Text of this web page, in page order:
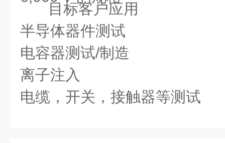
目标客户应用
半导体器件测试
电容器测试/制造
离子注入
电缆，开关，接触器等测试